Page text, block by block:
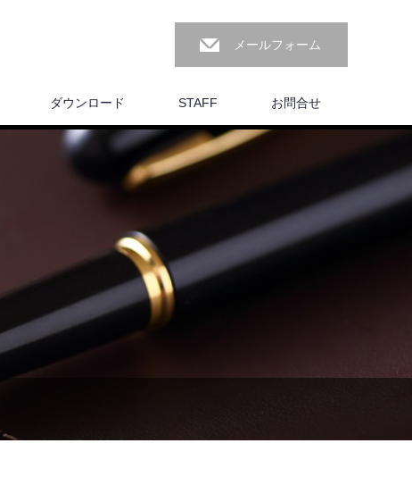
メールフォーム
ダウンロード STAFF お問合せ